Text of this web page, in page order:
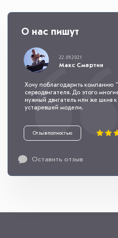
О нас пишут
Оставить отзыв
22.09.2021
Макс Смертин
Хочу поблагодарить компанию
серводвигателя. До этого
нужный двигатель или же шкив к
устаревшей модели.
Отзыв полностью